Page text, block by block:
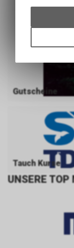
Gutscheine
Tauch Kurse
UNSERE TOP